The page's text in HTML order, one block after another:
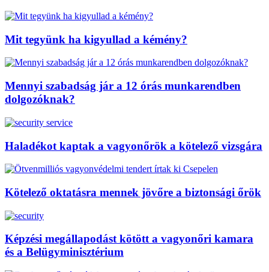
Mit tegyünk ha kigyullad a kémény?
Mennyi szabadság jár a 12 órás munkarendben
dolgozóknak?
Haladékot kaptak a vagyonőrök a kötelező vizsgára
Kötelező oktatásra mennek jövőre a biztonsági őrök
Képzési megállapodást kötött a vagyonőri kamara
és a Belügyminisztérium